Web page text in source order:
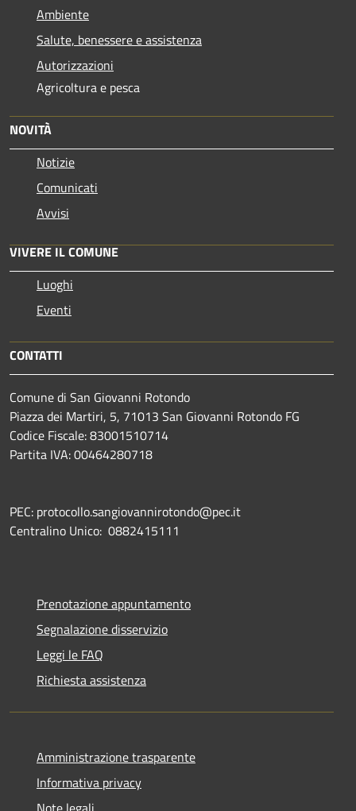
Ambiente
Salute, benessere e assistenza
Autorizzazioni
Agricoltura e pesca
NOVITÀ
Notizie
Comunicati
Avvisi
VIVERE IL COMUNE
Luoghi
Eventi
CONTATTI
Comune di San Giovanni Rotondo
Piazza dei Martiri, 5, 71013 San Giovanni Rotondo FG
Codice Fiscale: 83001510714
Partita IVA: 00464280718
PEC: protocollo.sangiovannirotondo@pec.it
Centralino Unico: 0882415111
Prenotazione appuntamento
Segnalazione disservizio
Leggi le FAQ
Richiesta assistenza
Amministrazione trasparente
Informativa privacy